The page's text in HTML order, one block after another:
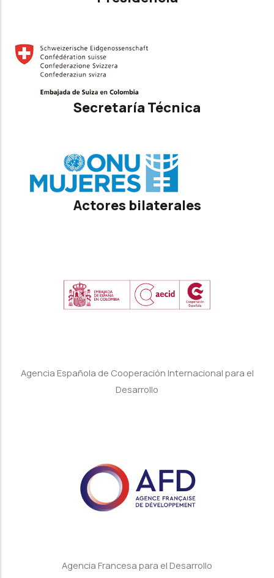
Secretaría Técnica
Actores bilaterales
Agencia Española de Cooperación Internacional para el
Desarrollo
Agencia Francesa para el Desarrollo